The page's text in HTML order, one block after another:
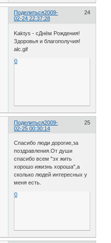
Поделиться 24
2009-
02-24 22:37:28
Kaktys - cДнём Рождения!
Здоровья и благополучия!
alc.gif
0
Поделиться 25
2009-
02-25 00:30:14
Спасибо люди дорогие,за
поздравления.От души
спасибо всем "эх жить
хорошо ижизнь хороша",а
сколько людей интересных у
меня есть.
0